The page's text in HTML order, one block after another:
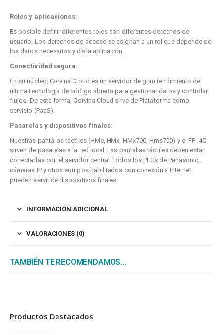
Roles y aplicaciones:
Es posible definir diferentes roles con diferentes derechos de
usuario. Los derechos de acceso se asignan a un rol que depende de
los datos necesarios y de la aplicación.
Conectividad segura:
En su núcleo, Corvina Cloud es un servidor de gran rendimiento de
última tecnología de código abierto para gestionar datos y controlar
flujos. De esta forma, Corvina Cloud sirve de Plataforma como
servicio (PaaS).
Pasarelas y dispositivos finales:
Nuestras pantallas táctiles (HMe, HMx, HMx700, Hms700) y el FP-I4C
sirven de pasarelas a la red local. Las pantallas táctiles deben estar
conectadas con el servidor central. Todos los PLCs de Panasonic,
cámaras IP y otros equipos habilitados con conexión a Internet
pueden servir de dispositivos finales.
INFORMACIÓN ADICIONAL
VALORACIONES (0)
TAMBIÉN TE RECOMENDAMOS…
Productos Destacados